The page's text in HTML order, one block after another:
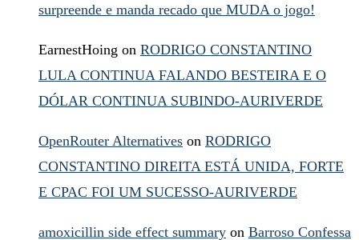
surpreende e manda recado que MUDA o jogo!
EarnestHoing on RODRIGO CONSTANTINO
LULA CONTINUA FALANDO BESTEIRA E O
DÓLAR CONTINUA SUBINDO-AURIVERDE
OpenRouter Alternatives on RODRIGO
CONSTANTINO DIREITA ESTÁ UNIDA, FORTE
E CPAC FOI UM SUCESSO-AURIVERDE
amoxicillin side effect summary on Barroso Confessa